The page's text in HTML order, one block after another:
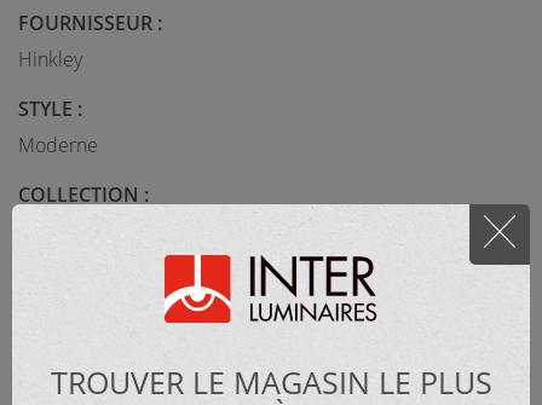
TROUVER LE MAGASIN LE PLUS
FOURNISSEUR :
Hinkley
STYLE :
Moderne
COLLECTION :
Métal